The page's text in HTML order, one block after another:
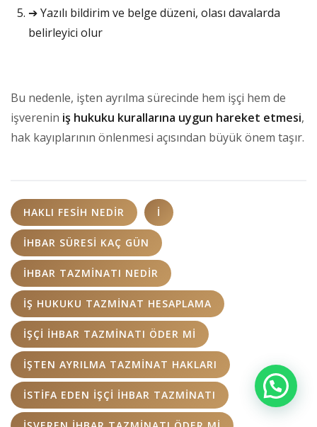
➔ Yazılı bildirim ve belge düzeni, olası davalarda
belirleyici olur
Bu nedenle, işten ayrılma sürecinde hem işçi hem de
işverenin iş hukuku kurallarına uygun hareket etmesi,
hak kayıplarının önlenmesi açısından büyük önem taşır.
HAKLI FESIH NEDIR I
IHBAR SÜRESI KAÇ GÜN
IHBAR TAZMINATI NEDIR
IŞ HUKUKU TAZMINAT HESAPLAMA
IŞÇI IHBAR TAZMINATI ÖDER MI
IŞTEN AYRILMA TAZMINAT HAKLARI
ISTIFA EDEN IŞÇI IHBAR TAZMINATI